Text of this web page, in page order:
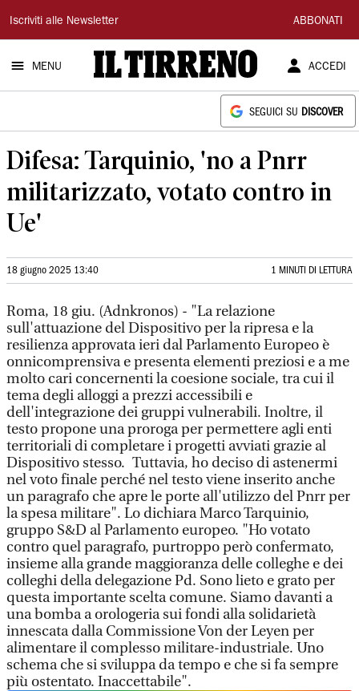
Il
Tirreno
Iscriviti alle Newsletter ABBONATI
MENU ACCEDI
SEGUICI SU DISCOVER
Difesa: Tarquinio, 'no a Pnrr
militarizzato, votato contro in
Ue'
18 giugno 2025 13:40 1 MINUTI DI LETTURA
Roma, 18 giu. (Adnkronos) - "La relazione
sull'attuazione del Dispositivo per la ripresa e la
resilienza approvata ieri dal Parlamento Europeo è
onnicomprensiva e presenta elementi preziosi e a me
molto cari concernenti la coesione sociale, tra cui il
tema degli alloggi a prezzi accessibili e
dell'integrazione dei gruppi vulnerabili. Inoltre, il
testo propone una proroga per permettere agli enti
territoriali di completare i progetti avviati grazie al
Dispositivo stesso. Tuttavia, ho deciso di astenermi
nel voto finale perché nel testo viene inserito anche
un paragrafo che apre le porte all'utilizzo del Pnrr per
la spesa militare". Lo dichiara Marco Tarquinio,
gruppo S&D al Parlamento europeo. "Ho votato
contro quel paragrafo, purtroppo però confermato,
insieme alla grande maggioranza delle colleghe e dei
colleghi della delegazione Pd. Sono lieto e grato per
questa importante scelta comune. Siamo davanti a
una bomba a orologeria sui fondi alla solidarietà
innescata dalla Commissione Von der Leyen per
alimentare il complesso militare-industriale. Uno
schema che si sviluppa da tempo e che si fa sempre
più ostentato. Inaccettabile".